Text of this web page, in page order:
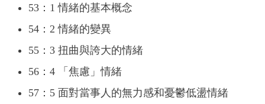
53：1 情緒的基本概念
54：2 情緒的變異
55：3 扭曲與誇大的情緒
56：4 「焦慮」情緒
57：5 面對當事人的無力感和憂鬱低盪情緒